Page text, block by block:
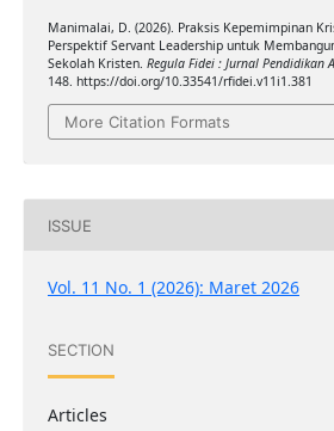
Manimalai, D. (2026). Praksis Kepemimpinan
Perspektif Servant Leadership untuk
Sekolah Kristen. Regula Fidei : Jurnal Pendidikan
148. https://doi.org/10.33541/rfidei.v11i1.381
More Citation Formats
ISSUE
Vol. 11 No. 1 (2026): Maret 2026
SECTION
Articles